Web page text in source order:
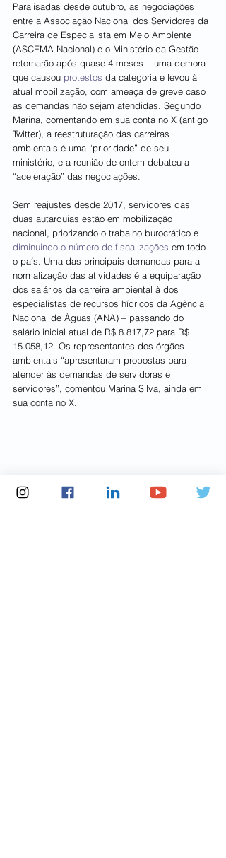
Paralisadas desde outubro, as negociações
entre a Associação Nacional dos Servidores da
Carreira de Especialista em Meio Ambiente
(ASCEMA Nacional) e o Ministério da Gestão
retornarão após quase 4 meses – uma demora
que causou protestos da categoria e levou à
atual mobilização, com ameaça de greve caso
as demandas não sejam atendidas. Segundo
Marina, comentando em sua conta no X (antigo
Twitter), a reestruturação das carreiras
ambientais é uma “prioridade” de seu
ministério, e a reunião de ontem debateu a
“aceleração” das negociações.
Sem reajustes desde 2017, servidores das
duas autarquias estão em mobilização
nacional, priorizando o trabalho burocrático e
diminuindo o número de fiscalizações em todo
o país. Uma das principais demandas para a
normalização das atividades é a equiparação
dos salários da carreira ambiental à dos
especialistas de recursos hídricos da Agência
Nacional de Águas (ANA) – passando do
salário inicial atual de R$ 8.817,72 para R$
15.058,12. Os representantes dos órgãos
ambientais “apresentaram propostas para
atender às demandas de servidoras e
servidores”, comentou Marina Silva, ainda em
sua conta no X.